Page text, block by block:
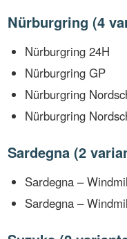
Nürburgring (4
Nürburgring 24H
Nürburgring GP
Nürburgring
Nürburgring
Sardegna (2
Sardegna –
Sardegna –